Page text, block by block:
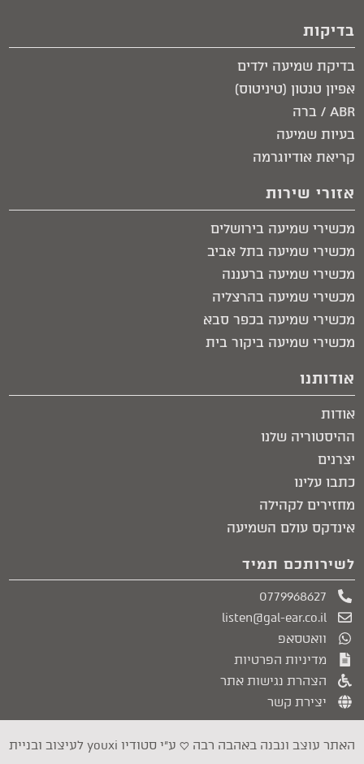
בדיקות
בדיקת שמיעה ילדים
אפיון טנטון (טיניטוס)
ABR / ברה
בעיות שמיעה
קריאת אודיוגרמה
אזורי שירות
מכשירי שמיעה בירושלים​
מכשירי שמיעה בתל אביב​
מכשירי שמיעה ברעננה
מכשירי שמיעה בהרצליה
מכשירי שמיעה בכפר סבא
מכשירי שמיעה ביקור בית​
אודותנו
אודות
ההיסטוריה שלנו
יצרנים
כתבו עלינו
מחזירים לקהילה
אינדקס עולם השמיעה
לשירותכם תמיד
0779968627
listen@gal-ear.co.il
וואטסאפ
מדיניות הפרטיות
הצהרת נגישות אתר
יצירת קשר
האתר עוצב ונבנה באהבה רבה ♥︎ ע״י סטודיו youxi לעיצוב ובניית